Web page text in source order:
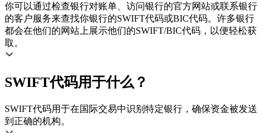
你可以通过检查银行对账单、访问银行的官方网站或联系银行
的客户服务来查找你银行的SWIFT代码或BIC代码。许多银行
都会在他们的网站上展示他们的SWIFT/BIC代码，以便轻松获
取。
SWIFT代码用于什么？
SWIFT代码用于在国际交易中识别特定银行，确保资金被发送
到正确的机构。